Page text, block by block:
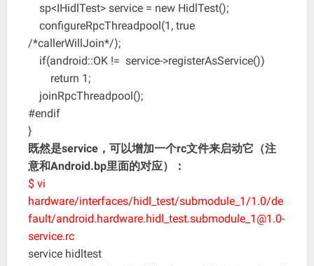
sp<IHidlTest> service = new HidlTest();
configureRpcThreadpool(1, true
/*callerWillJoin*/);
if(android::OK != service->registerAsService())
return 1;
joinRpcThreadpool();
#endif
}
既然是service，可以增加一个rc文件来启动它（注
意和Android.bp里面的对应）：
$ vi
hardware/interfaces/hidl_test/submodule_1/1.0/de
fault/android.hardware.hidl_test.submodule_1@1.0-
service.rc
service hidltest